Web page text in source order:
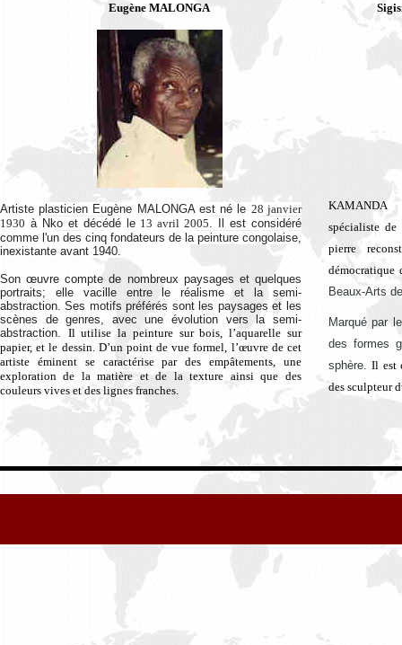
Eugène MALONGA
Artiste plasticien Eugène MALONGA estné le 28 janvier
1930 à Nko et décédé le 13 avril 2005. Il est considéré
comme l'un des cinq fondateurs de la peinture congolaise,
inexistante avant 1940.
Son œuvre compte de nombreux paysages et quelques
portraits; elle vacille entre le réalisme et la semi-
abstraction. Ses motifs préférés sont les paysages et les
scènes de genres, avec une évolution vers la semi-
abstraction. Il utilise la peinture sur bois, l’aquarelle sur
papier, et le dessin. D’un point de vue formel, l’œuvre de cet
artiste éminent se caractérise par des empâtements, une
exploration de la matière et de la texture ainsi que des
couleurs vives et des lignes franches.
KAMANDA
spécialiste de
pierre
Beaux-Arts
Marqué par
des formes
sphère.Il est
des sculpteur